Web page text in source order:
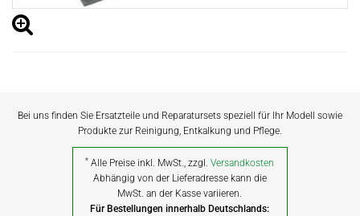
Bei uns finden Sie Ersatzteile und Reparatursets speziell für Ihr Modell sowie
Produkte zur Reinigung, Entkalkung und Pflege.
* Alle Preise inkl. MwSt., zzgl.Versandkosten
Abhängig von der Lieferadresse kann die
MwSt. an der Kasse variieren.
Für Bestellungen innerhalb Deutschlands: